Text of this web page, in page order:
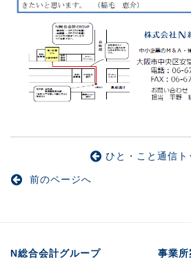
ひと・こと通信ト
前のページへ
N総合会計グループ
事業所